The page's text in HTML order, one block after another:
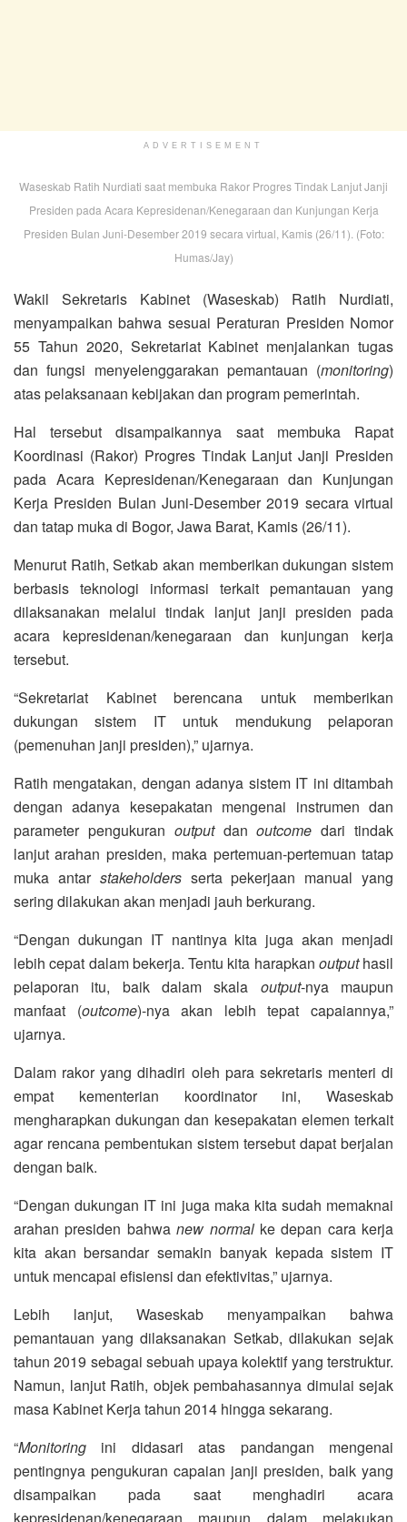
ADVERTISEMENT
Waseskab Ratih Nurdiati saat membuka Rakor Progres Tindak Lanjut Janji
Presiden pada Acara Kepresidenan/Kenegaraan dan Kunjungan Kerja
Presiden Bulan Juni-Desember 2019 secara virtual, Kamis (26/11). (Foto:
Humas/Jay)
Wakil Sekretaris Kabinet (Waseskab) Ratih Nurdiati,
menyampaikan bahwa sesuai Peraturan Presiden Nomor
55 Tahun 2020, Sekretariat Kabinet menjalankan tugas
dan fungsi menyelenggarakan pemantauan (monitoring)
atas pelaksanaan kebijakan dan program pemerintah.
Hal tersebut disampaikannya saat membuka Rapat
Koordinasi (Rakor) Progres Tindak Lanjut Janji Presiden
pada Acara Kepresidenan/Kenegaraan dan Kunjungan
Kerja Presiden Bulan Juni-Desember 2019 secara virtual
dan tatap muka di Bogor, Jawa Barat, Kamis (26/11).
Menurut Ratih, Setkab akan memberikan dukungan sistem
berbasis teknologi informasi terkait pemantauan yang
dilaksanakan melalui tindak lanjut janji presiden pada
acara kepresidenan/kenegaraan dan kunjungan kerja
tersebut.
“Sekretariat Kabinet berencana untuk memberikan
dukungan sistem IT untuk mendukung pelaporan
(pemenuhan janji presiden),” ujarnya.
Ratih mengatakan, dengan adanya sistem IT ini ditambah
dengan adanya kesepakatan mengenai instrumen dan
parameter pengukuran output danoutcomedari tindak
lanjut arahan presiden, maka pertemuan-pertemuan tatap
muka antar stakeholdersserta pekerjaan manual yang
sering dilakukan akan menjadi jauh berkurang.
“Dengan dukungan IT nantinya kita juga akan menjadi
lebih cepat dalam bekerja. Tentu kita harapkan outputhasil
pelaporan itu, baik dalam skala output-nya maupun
manfaat (outcome)-nya akan lebih tepat capaiannya,”
ujarnya.
Dalam rakor yang dihadiri oleh para sekretaris menteri di
empat kementerian koordinator ini, Waseskab
mengharapkan dukungan dan kesepakatan elemen terkait
agar rencana pembentukan sistem tersebut dapat berjalan
dengan baik.
“Dengan dukungan IT ini juga maka kita sudah memaknai
arahan presiden bahwanew normalke depan cara kerja
kita akan bersandar semakin banyak kepada sistem IT
untuk mencapai efisiensi dan efektivitas,” ujarnya.
Lebih lanjut, Waseskab menyampaikan bahwa
pemantauan yang dilaksanakan Setkab, dilakukan sejak
tahun 2019 sebagai sebuah upaya kolektif yang terstruktur.
Namun, lanjut Ratih, objek pembahasannya dimulai sejak
masa Kabinet Kerja tahun 2014 hingga sekarang.
“Monitoring ini didasari atas pandangan mengenai
pentingnya pengukuran capaian janji presiden, baik yang
disampaikan pada saat menghadiri acara